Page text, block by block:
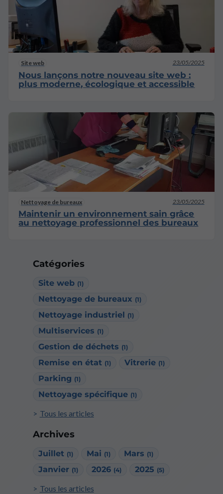
Catégories
Site web (1)
Nettoyage de bureaux (1)
Nettoyage industriel (1)
Multiservices (1)
Gestion de déchets (1)
Remise en état (1) Vitrerie (1)
Parking (1)
Nettoyage spécifique (1)
Tous les articles
Archives
Juillet (1) Mai (1) Mars (1)
Janvier (1) 2026 (4) 2025 (5)
Tous les articles
Site web 23/05/2025
Nous lançons notre nouveau site web :
plus moderne, écologique et accessible
Nettoyage de bureaux 23/05/2025
Maintenir un environnement sain grâce
au nettoyage professionnel des bureaux